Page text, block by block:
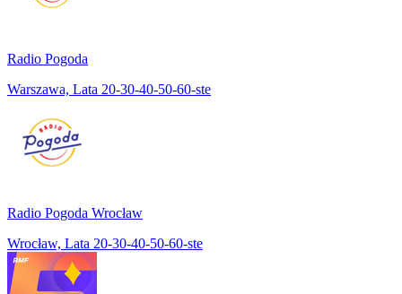
Radio Pogoda
Warszawa, Lata 20-30-40-50-60-ste
Radio Pogoda Wrocław
Wrocław, Lata 20-30-40-50-60-ste